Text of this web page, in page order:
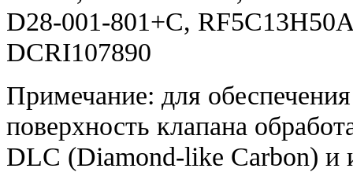
D28-001-801+C,
DCRI107890
Примечание: для
поверхность клапана
DLC (Diamond-like Carbon) и